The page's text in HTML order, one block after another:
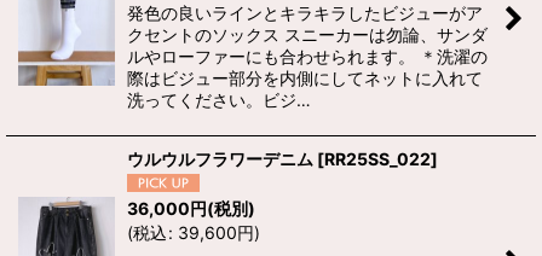
発色の良いラインとキラキラしたビジューがア
クセントのソックス スニーカーは勿論、サンダ
ルやローファーにも合わせられます。 ＊洗濯の
際はビジュー部分を内側にしてネットに入れて
洗ってください。ビジ…
ウルウルフラワーデニム [RR25SS_022]
36,000円(税別)
(税込: 39,600円)